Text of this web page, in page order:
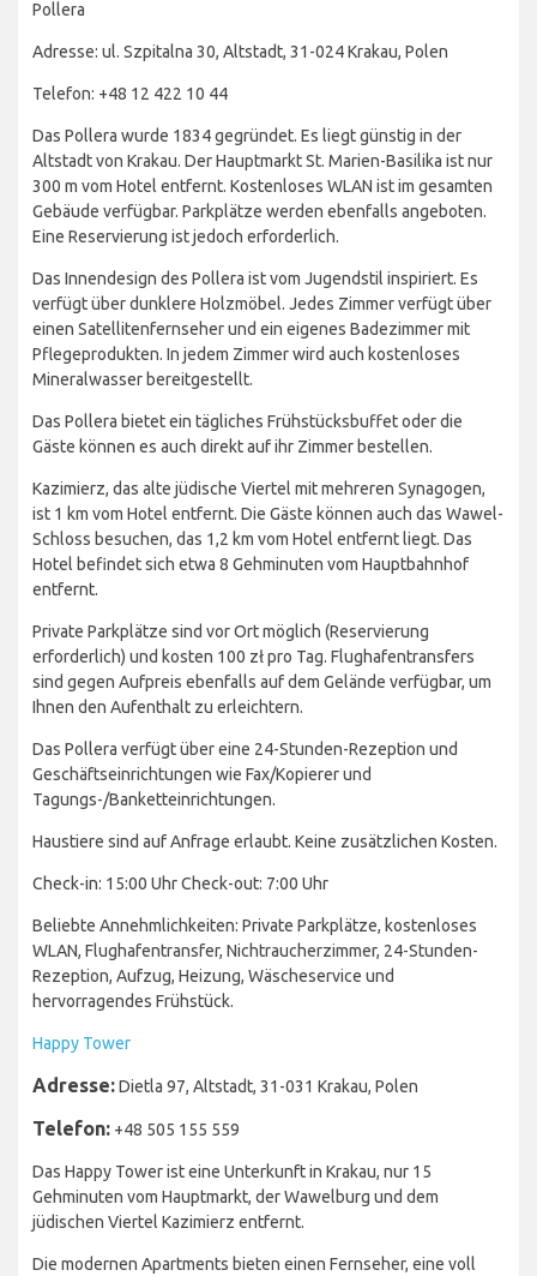
Pollera
Adresse: ul. Szpitalna 30, Altstadt, 31-024 Krakau, Polen
Telefon: +48 12 422 10 44
Das Pollera wurde 1834 gegründet. Es liegt günstig in der
Altstadt von Krakau. Der Hauptmarkt St. Marien-Basilika ist nur
300 m vom Hotel entfernt. Kostenloses WLAN ist im gesamten
Gebäude verfügbar. Parkplätze werden ebenfalls angeboten.
Eine Reservierung ist jedoch erforderlich.
Das Innendesign des Pollera ist vom Jugendstil inspiriert. Es
verfügt über dunklere Holzmöbel. Jedes Zimmer verfügt über
einen Satellitenfernseher und ein eigenes Badezimmer mit
Pflegeprodukten. In jedem Zimmer wird auch kostenloses
Mineralwasser bereitgestellt.
Das Pollera bietet ein tägliches Frühstücksbuffet oder die
Gäste können es auch direkt auf ihr Zimmer bestellen.
Kazimierz, das alte jüdische Viertel mit mehreren Synagogen,
ist 1 km vom Hotel entfernt. Die Gäste können auch das Wawel-
Schloss besuchen, das 1,2 km vom Hotel entfernt liegt. Das
Hotel befindet sich etwa 8 Gehminuten vom Hauptbahnhof
entfernt.
Private Parkplätze sind vor Ort möglich (Reservierung
erforderlich) und kosten 100 zł pro Tag. Flughafentransfers
sind gegen Aufpreis ebenfalls auf dem Gelände verfügbar, um
Ihnen den Aufenthalt zu erleichtern.
Das Pollera verfügt über eine 24-Stunden-Rezeption und
Geschäftseinrichtungen wie Fax/Kopierer und
Tagungs-/Banketteinrichtungen.
Haustiere sind auf Anfrage erlaubt. Keine zusätzlichen Kosten.
Check-in: 15:00 Uhr Check-out: 7:00 Uhr
Beliebte Annehmlichkeiten: Private Parkplätze, kostenloses
WLAN, Flughafentransfer, Nichtraucherzimmer, 24-Stunden-
Rezeption, Aufzug, Heizung, Wäscheservice und
hervorragendes Frühstück.
Happy Tower
Adresse:Dietla 97, Altstadt, 31-031 Krakau, Polen
Telefon: +48 505 155 559
Das Happy Tower ist eine Unterkunft in Krakau, nur 15
Gehminuten vom Hauptmarkt, der Wawelburg und dem
jüdischen Viertel Kazimierz entfernt.
Die modernen Apartments bieten einen Fernseher, eine voll